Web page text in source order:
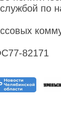
по
82171